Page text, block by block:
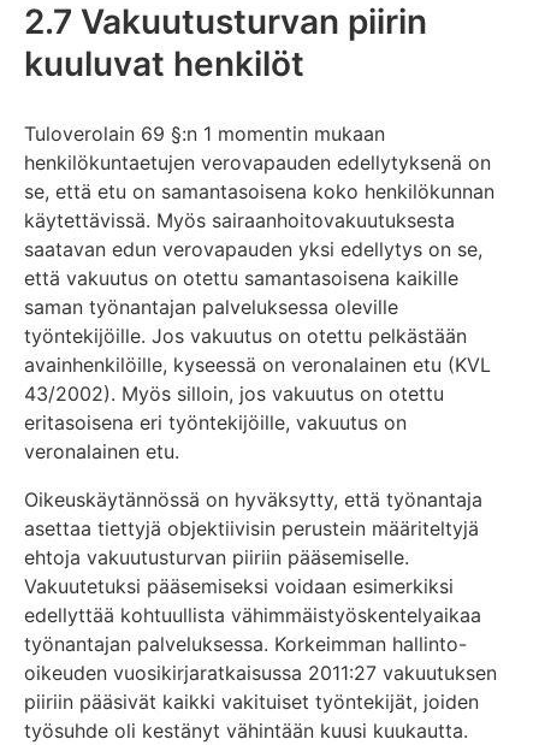
2.7 Vakuutusturvan piirin
kuuluvat henkilöt
Tuloverolain 69 §:n 1 momentin mukaan
henkilökuntaetujen verovapauden edellytyksenä on
se, että etu on samantasoisena koko henkilökunnan
käytettävissä. Myös sairaanhoitovakuutuksesta
saatavan edun verovapauden yksi edellytys on se,
että vakuutus on otettu samantasoisena kaikille
saman työnantajan palveluksessa oleville
työntekijöille. Jos vakuutus on otettu pelkästään
avainhenkilöille, kyseessä on veronalainen etu (KVL
43/2002). Myös silloin, jos vakuutus on otettu
eritasoisena eri työntekijöille, vakuutus on
veronalainen etu.
Oikeuskäytännössä on hyväksytty, että työnantaja
asettaa tiettyjä objektiivisin perustein määriteltyjä
ehtoja vakuutusturvan piiriin pääsemiselle.
Vakuutetuksi pääsemiseksi voidaan esimerkiksi
edellyttää kohtuullista vähimmäistyöskentelyaikaa
työnantajan palveluksessa. Korkeimman hallinto-
oikeuden vuosikirjaratkaisussa 2011:27 vakuutuksen
piiriin pääsivät kaikki vakituiset työntekijät, joiden
työsuhde oli kestänyt vähintään kuusi kuukautta.